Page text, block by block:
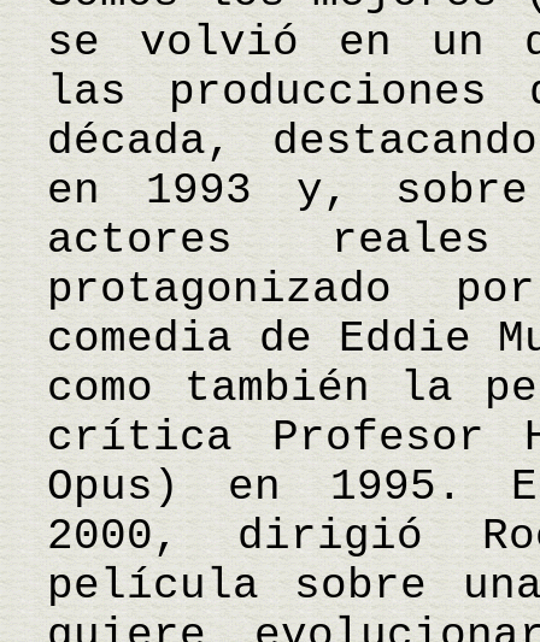
se volvió en un
las producciones
década,
en 1993 y,
actores
protagonizado
comedia de Eddie
como también la
crítica Profesor
Opus) en 1995.
2000, dirigió
película sobre